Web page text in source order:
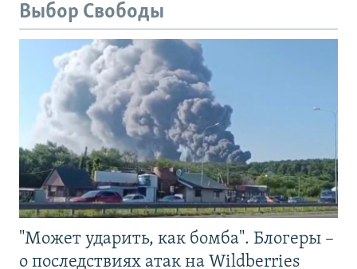
Выбор Свободы
"Может ударить, как бомба". Блогеры –
о последствиях атак на Wildberries